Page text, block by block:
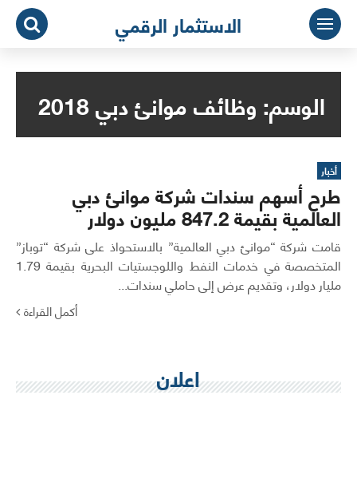
التجاوز
المحتوى
الاستثمار الرقمي
الوسم:وظائف موانئ دبي 2018
أخبار
طرح أسهم سندات شركة موانئ دبي
العالمية بقيمة 847.2 مليون دولار
قامت شركة “موانئ دبي العالمية” بالاستحواذ على شركة “توباز”
المتخصصة في خدمات النفط واللوجستيات البحرية بقيمة 1.79
مليار دولار، وتقديم عرض إلى حاملي سندات...
أكمل القراءة
اعلان